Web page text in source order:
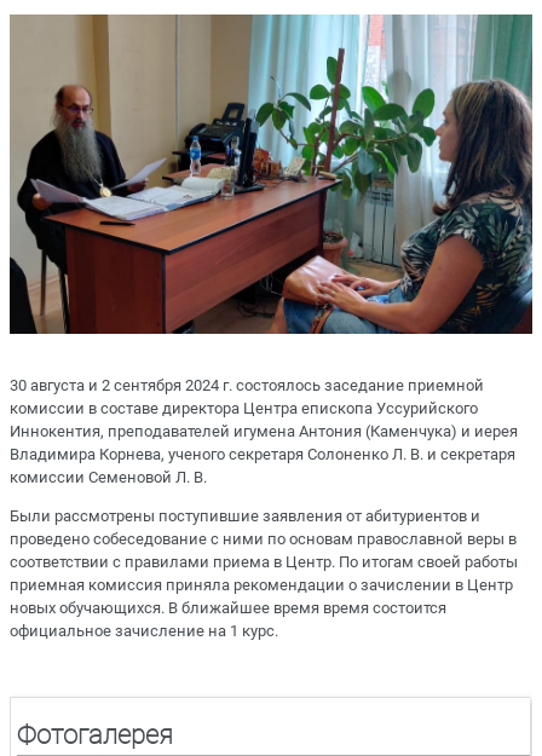
30 августа и 2 сентября 2024 г. состоялось заседание приемной
комиссии в составе директора Центра епископа Уссурийского
Иннокентия, преподавателей игумена Антония (Каменчука) и иерея
Владимира Корнева, ученого секретаря Солоненко Л. В. и секретаря
комиссии Семеновой Л. В.
Были рассмотрены поступившие заявления от абитуриентов и
проведено собеседование с ними по основам православной веры в
соответствии с правилами приема в Центр. По итогам своей работы
приемная комиссия приняла рекомендации о зачислении в Центр
новых обучающихся. В ближайшее время время состоится
официальное зачисление на 1 курс.
Фотогалерея